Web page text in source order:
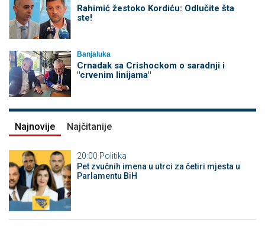
Rahimić žestoko Kordiću: Odlučite šta
ste!
Banjaluka
Crnadak sa Crishockom o saradnji i
"crvenim linijama"
Najnovije Najčitanije
20:00 Politika
Pet zvučnih imena u utrci za četiri mjesta u
Parlamentu BiH